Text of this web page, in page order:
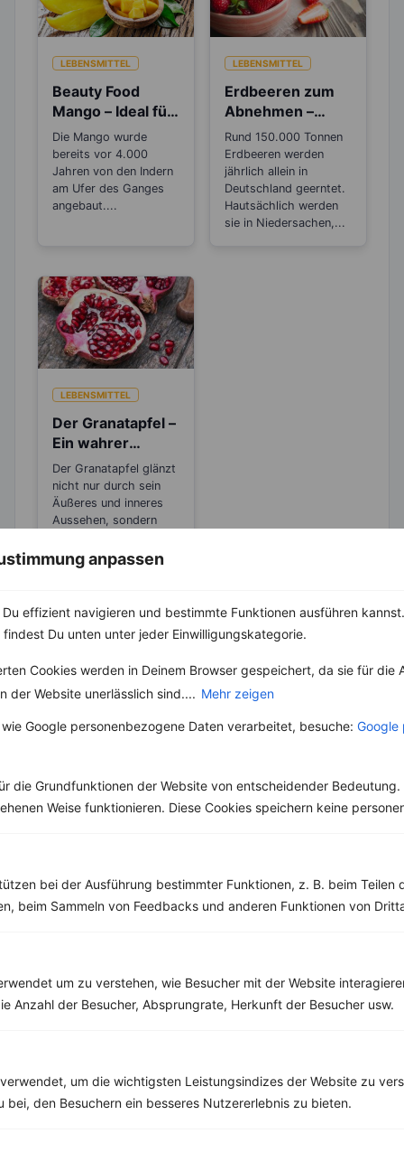
anpassen
effizient navigieren und bestimmte Funktionen ausführen
Du unten unter jeder Einwilligungskategorie.
Cookies werden in Deinem Browser gespeichert, da sie für die
der Website unerlässlich sind.... Mehr zeigen
Google personenbezogene Daten verarbeitet, besuche: Google
die Grundfunktionen der Website von entscheidender Bedeutung.
Weise funktionieren. Diese Cookies speichern keine
bei der Ausführung bestimmter Funktionen, z. B. beim Teilen
beim Sammeln von Feedbacks und anderen Funktionen von
um zu verstehen, wie Besucher mit der Website
Anzahl der Besucher, Absprungrate, Herkunft der Besucher usw.
um die wichtigsten Leistungsindizes der Website zu
bei, den Besuchern ein besseres Nutzererlebnis zu bieten.
LEBENSMITTEL
Beauty Food
Mango – Ideal für
die
Zellerneuerung
und eine schöne
Haut
Die Mango wurde
bereits vor 4.000
Jahren von den Indern
am Ufer des Ganges
angebaut....
LEBENSMITTEL
Erdbeeren zum
Abnehmen –
Wusstest du, das
sie botanisch
gesehen Nüsse
sind?
Rund 150.000 Tonnen
Erdbeeren werden
jährlich allein in
Deutschland geerntet.
Hautsächlich werden
sie in Niedersachen,...
LEBENSMITTEL
Der Granatapfel –
Ein wahrer
Jungbrunnen
Der Granatapfel glänzt
nicht nur durch sein
Äußeres und inneres
Aussehen, sondern
Kartoffelpüree mit Blumenkohl und Grünkohl
Eiweiß:35 g
Kohlehydrate:36 g
Rezepte mit 400 bis 500 kcal
Kohlehydrate:20 g